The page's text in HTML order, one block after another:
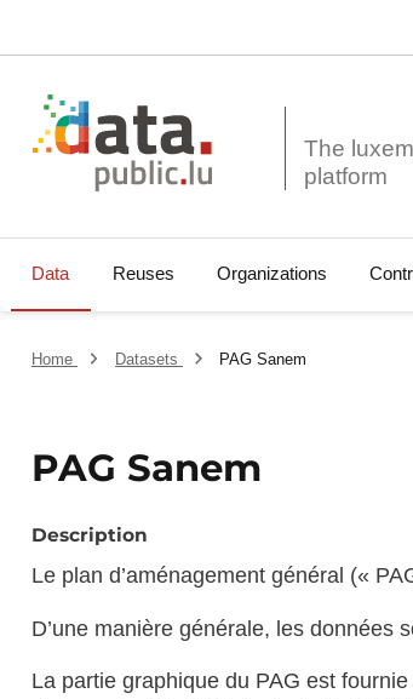
The
Data Reuses Organizations
Home Datasets PAG Sanem
PAG Sanem
Description
Le plan d’aménagement général («
D’une manière générale, les données
La partie graphique du PAG est